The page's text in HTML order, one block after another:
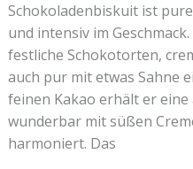
Schokoladenbiskuit ist
und intensiv im
festliche Schokotorten,
auch pur mit etwas Sahne
feinen Kakao erhält er
wunderbar mit süßen
harmoniert. Das